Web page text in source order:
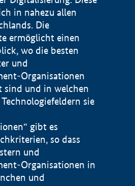
in nahezu allen
Die
ermöglicht einen
wo die besten
und
Organisationen
sind und in welchen
sie
gibt es
so dass
und
Organisationen in
und
2015